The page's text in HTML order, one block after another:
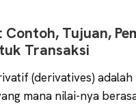
Tujuan,
Transaksi
(derivatives)
mana nilai-nya